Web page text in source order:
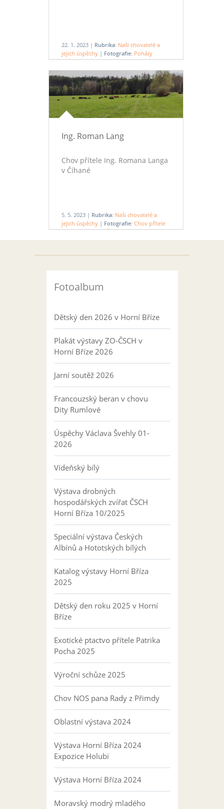
22. 1. 2023 | Rubrika: Naši chovatelé a
jejich úspěchy | Fotografie: Poháry
Ing. Roman Lang
Chov přítele Ing. Romana Langa
v Číhané
5. 5. 2023 | Rubrika: Naši chovatelé a
jejich úspěchy | Fotografie: Chov přítele
Romana Langa v Číhané
Fotoalbum
Dětský den 2026 v Horní Bříze
Plakát výstavy ZO-ČSCH v
Horní Bříze 2026
Jarní soutěž 2026
Francouzský beran v chovu
Dity Rumlové
Úspěchy Václava Švehly 01-
2026
Vídeňský bílý
Výstava drobných
hospodářských zvířat ČSCH
Horní Bříza 10/2025
Speciální výstava Českých
Albínů a Hototských bílých
Katalog výstavy Horní Bříza
2025
Dětský den roku 2025 v Horní
Bříze
Exotické ptactvo přítele Patrika
Pocha 2025
Výroční schůze 2025
Chov NOS pana Rady z Přimdy
Oblastní výstava 2024
Výstava Horní Bříza 2024
Expozice Holubi
Výstava Horní Bříza 2024
Moravský modrý mladého